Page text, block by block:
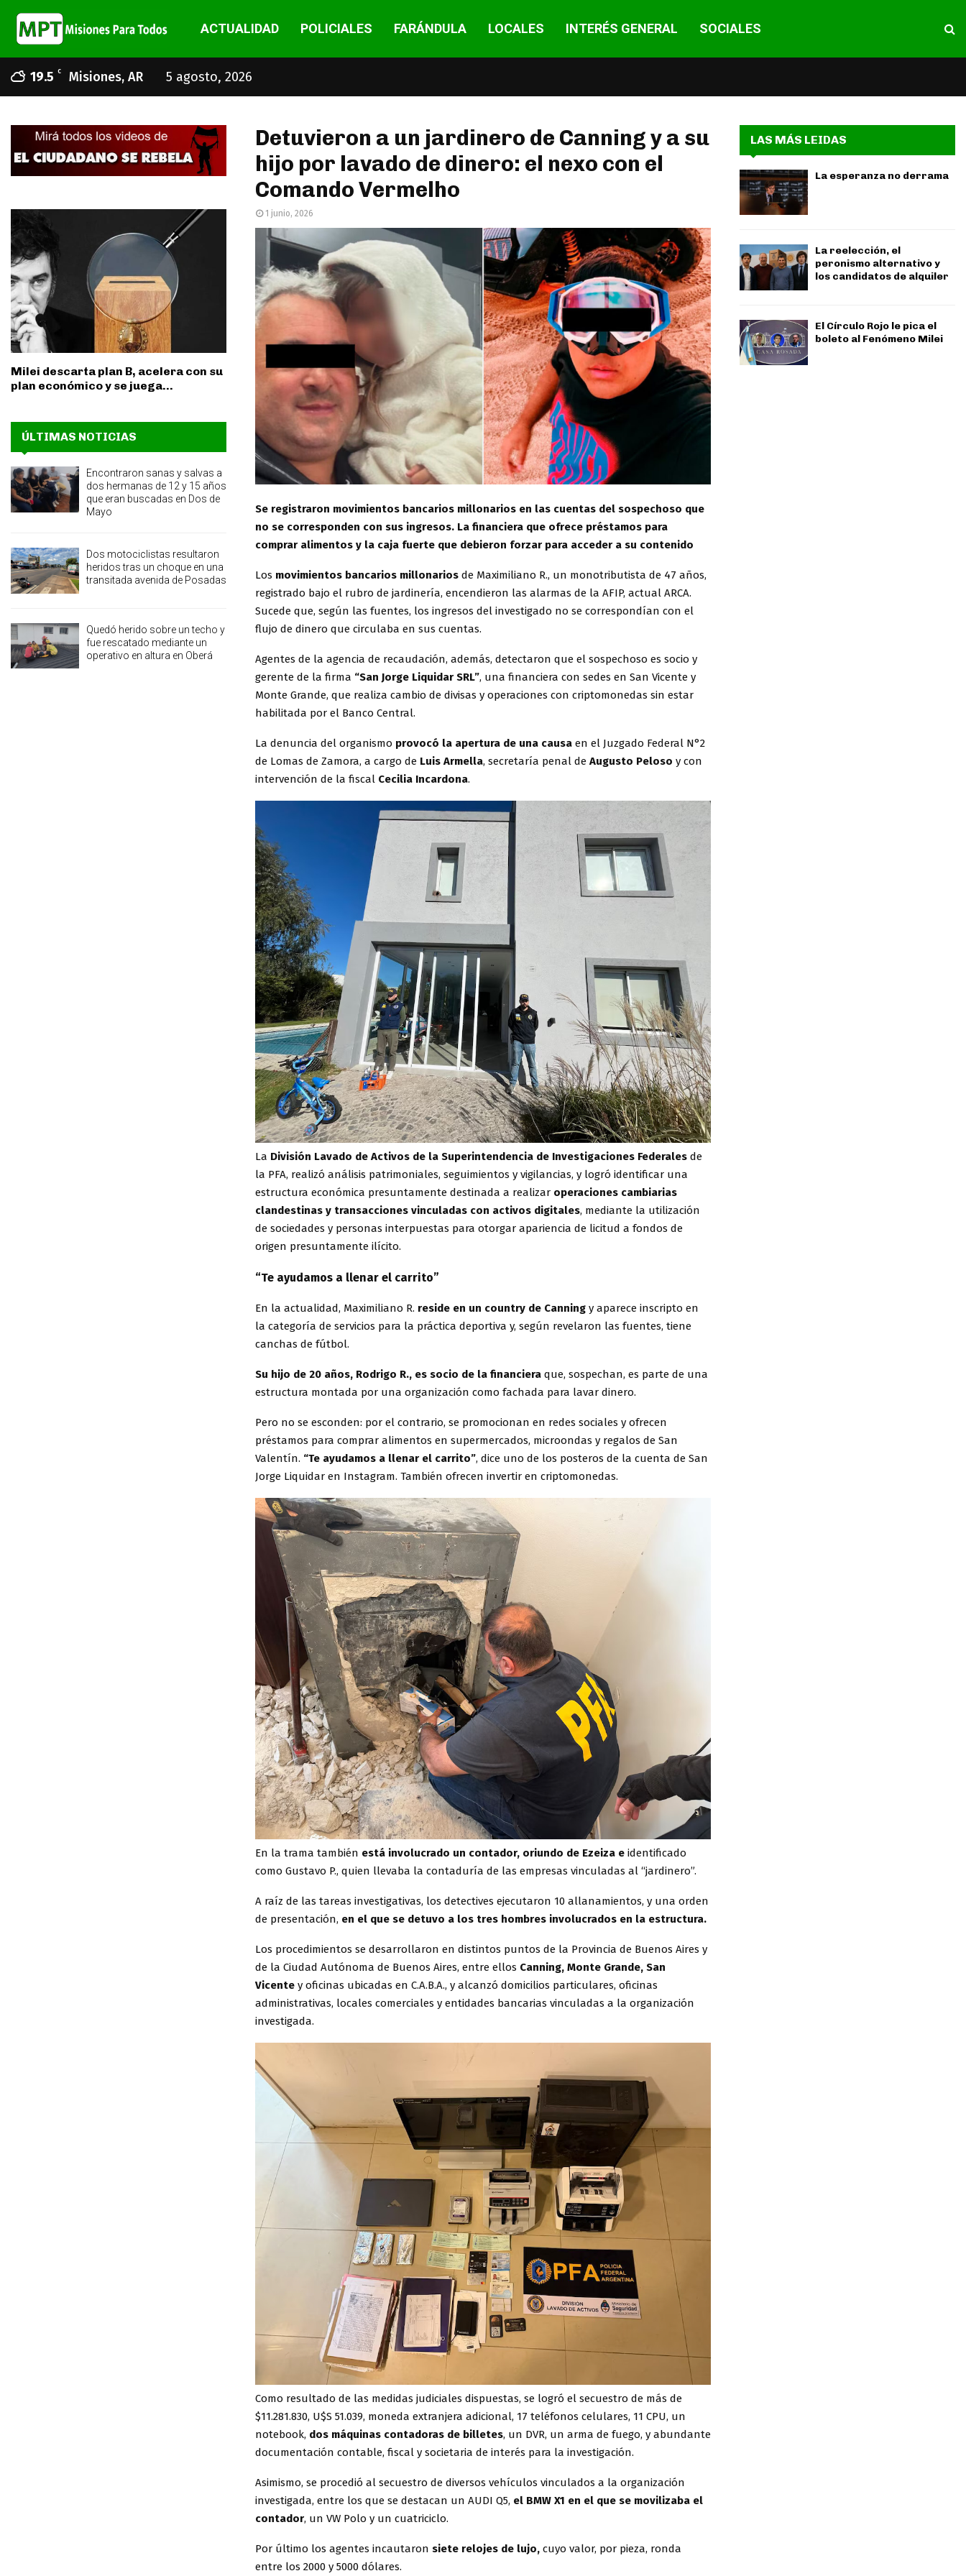
ACTUALIDAD POLICIALES FARÁNDULA LOCALES INTERÉS GENERAL SOCIALES
19.5 C Misiones, AR 5 agosto, 2026
Detuvieron a un jardinero de Canning y a su
hijo por lavado de dinero: el nexo con el
Comando Vermelho
1 junio, 2026
Se registraron movimientos bancarios millonarios en las cuentas del sospechoso que
no se corresponden con sus ingresos. La financiera que ofrece préstamos para
comprar alimentos y la caja fuerte que debieron forzar para acceder a su contenido
Los movimientos bancarios millonarios de Maximiliano R., un monotributista de 47 años,
registrado bajo el rubro de jardinería, encendieron las alarmas de la AFIP, actual ARCA.
Sucede que, según las fuentes, los ingresos del investigado no se correspondían con el
flujo de dinero que circulaba en sus cuentas.
Agentes de la agencia de recaudación, además, detectaron que el sospechoso es socio y
gerente de la firma “San Jorge Liquidar SRL”, una financiera con sedes en San Vicente y
Monte Grande, que realiza cambio de divisas y operaciones con criptomonedas sin estar
habilitada por el Banco Central.
La denuncia del organismo provocó la apertura de una causa en el Juzgado Federal N°2
de Lomas de Zamora, a cargo de Luis Armella, secretaría penal de Augusto Peloso y con
intervención de la fiscal Cecilia Incardona.
La División Lavado de Activos de la Superintendencia de Investigaciones Federales de
la PFA, realizó análisis patrimoniales, seguimientos y vigilancias, y logró identificar una
estructura económica presuntamente destinada a realizar operaciones cambiarias
clandestinas y transacciones vinculadas con activos digitales, mediante la utilización
de sociedades y personas interpuestas para otorgar apariencia de licitud a fondos de
origen presuntamente ilícito.
“Te ayudamos a llenar el carrito”
En la actualidad, Maximiliano R. reside en un country de Canning y aparece inscripto en
la categoría de servicios para la práctica deportiva y, según revelaron las fuentes, tiene
canchas de fútbol.
Su hijo de 20 años, Rodrigo R., es socio de la financiera que, sospechan, es parte de una
estructura montada por una organización como fachada para lavar dinero.
Pero no se esconden: por el contrario, se promocionan en redes sociales y ofrecen
préstamos para comprar alimentos en supermercados, microondas y regalos de San
Valentín. “Te ayudamos a llenar el carrito”, dice uno de los posteros de la cuenta de San
Jorge Liquidar en Instagram. También ofrecen invertir en criptomonedas.
En la trama también está involucrado un contador, oriundo de Ezeiza e identificado
como Gustavo P., quien llevaba la contaduría de las empresas vinculadas al “jardinero”.
A raíz de las tareas investigativas, los detectives ejecutaron 10 allanamientos, y una orden
de presentación, en el que se detuvo a los tres hombres involucrados en la estructura.
Los procedimientos se desarrollaron en distintos puntos de la Provincia de Buenos Aires y
de la Ciudad Autónoma de Buenos Aires, entre ellos Canning, Monte Grande, San
Vicente y oficinas ubicadas en C.A.B.A., y alcanzó domicilios particulares, oficinas
administrativas, locales comerciales y entidades bancarias vinculadas a la organización
investigada.
Como resultado de las medidas judiciales dispuestas, se logró el secuestro de más de
$11.281.830, U$S 51.039, moneda extranjera adicional, 17 teléfonos celulares, 11 CPU, un
notebook, dos máquinas contadoras de billetes, un DVR, un arma de fuego, y abundante
documentación contable, fiscal y societaria de interés para la investigación.
Asimismo, se procedió al secuestro de diversos vehículos vinculados a la organización
investigada, entre los que se destacan un AUDI Q5, el BMW X1 en el que se movilizaba el
contador, un VW Polo y un cuatriciclo.
Por último los agentes incautaron siete relojes de lujo, cuyo valor, por pieza, ronda
entre los 2000 y 5000 dólares.
Milei descarta plan B, acelera con su
plan económico y se juega...
ÚLTIMAS NOTICIAS
Encontraron sanas y salvas a
dos hermanas de 12 y 15 años
que eran buscadas en Dos de
Mayo
Dos motociclistas resultaron
heridos tras un choque en una
transitada avenida de Posadas
Quedó herido sobre un techo y
fue rescatado mediante un
operativo en altura en Oberá
LAS MÁS LEIDAS
La esperanza no derrama
La reelección, el
peronismo alternativo y
los candidatos de alquiler
El Círculo Rojo le pica el
boleto al Fenómeno Milei